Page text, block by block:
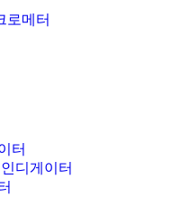
로메터
터
디게이터